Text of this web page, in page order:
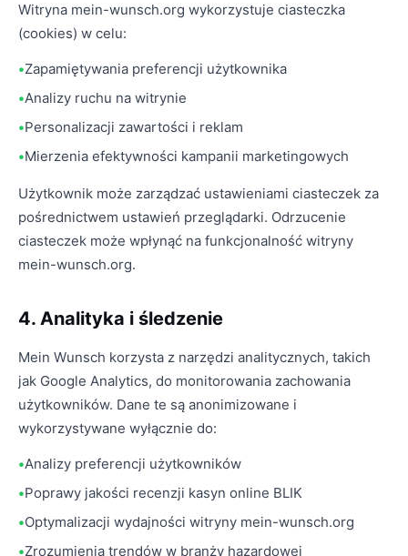
Witryna mein-wunsch.org wykorzystuje ciasteczka
(cookies) w celu:
Zapamiętywania preferencji użytkownika
Analizy ruchu na witrynie
Personalizacji zawartości i reklam
Mierzenia efektywności kampanii marketingowych
Użytkownik może zarządzać ustawieniami ciasteczek za
pośrednictwem ustawień przeglądarki. Odrzucenie
ciasteczek może wpłynąć na funkcjonalność witryny
mein-wunsch.org.
4. Analityka i śledzenie
Mein Wunsch korzysta z narzędzi analitycznych, takich
jak Google Analytics, do monitorowania zachowania
użytkowników. Dane te są anonimizowane i
wykorzystywane wyłącznie do:
Analizy preferencji użytkowników
Poprawy jakości recenzji kasyn online BLIK
Optymalizacji wydajności witryny mein-wunsch.org
Zrozumienia trendów w branży hazardowej